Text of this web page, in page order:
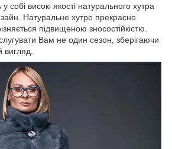
у собі високі якості натурального хутра
Натуральне хутро прекрасно
підвищеною зносостійкістю.
Вам не один сезон, зберігаючи
вигляд.